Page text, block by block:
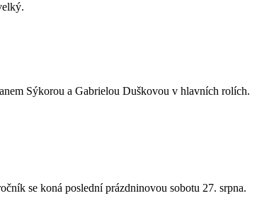
Sýkorou a Gabrielou Duškovou v hlavních rolích.
se koná poslední prázdninovou sobotu 27. srpna.